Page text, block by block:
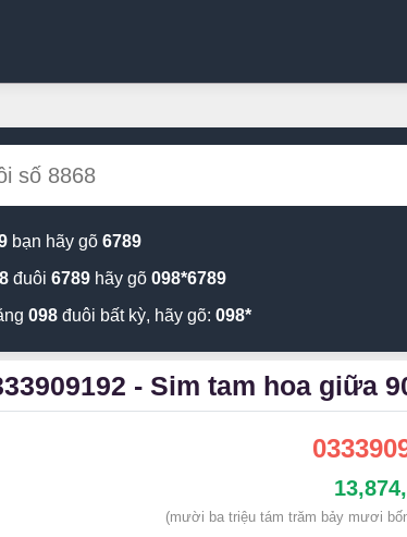
bạn hãy gõ 6789
đuôi 6789 hãy gõ 098*6789
098 đuôi bất kỳ, hãy gõ: 098*
- Sim tam hoa giữa
(mười ba triệu tám trăm bảy mươi